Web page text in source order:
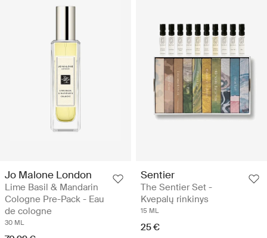
Jo Malone London
Lime Basil & Mandarin
Cologne Pre-Pack - Eau
de cologne
30 ML
Sentier
The Sentier Set -
Kvepalų rinkinys
15 ML
25 €